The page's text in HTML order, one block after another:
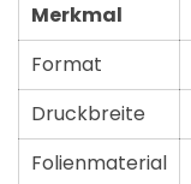
Merkmal
Format
Druckbreite
Folienmaterial